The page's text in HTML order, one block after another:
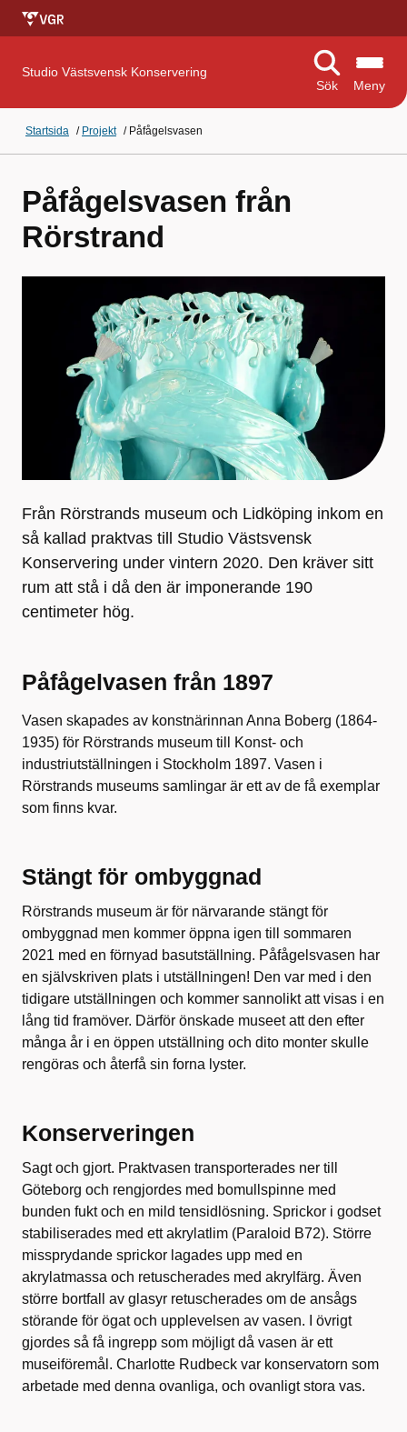
Studio Västsvensk Konservering
Sök
Meny
Startsida / Projekt / Påfågelsvasen
Påfågelsvasen från
Rörstrand
Från Rörstrands museum och Lidköping inkom en
så kallad praktvas till Studio Västsvensk
Konservering under vintern 2020. Den kräver sitt
rum att stå i då den är imponerande 190
centimeter hög.
Påfågelvasen från 1897
Vasen skapades av konstnärinnan Anna Boberg (1864-
1935) för Rörstrands museum till Konst- och
industriutställningen i Stockholm 1897. Vasen i
Rörstrands museums samlingar är ett av de få exemplar
som finns kvar.
Stängt för ombyggnad
Rörstrands museum är för närvarande stängt för
ombyggnad men kommer öppna igen till sommaren
2021 med en förnyad basutställning. Påfågelsvasen har
en självskriven plats i utställningen! Den var med i den
tidigare utställningen och kommer sannolikt att visas i en
lång tid framöver. Därför önskade museet att den efter
många år i en öppen utställning och dito monter skulle
rengöras och återfå sin forna lyster.
Konserveringen
Sagt och gjort. Praktvasen transporterades ner till
Göteborg och rengjordes med bomullspinne med
bunden fukt och en mild tensidlösning. Sprickor i godset
stabiliserades med ett akrylatlim (Paraloid B72). Större
missprydande sprickor lagades upp med en
akrylatmassa och retuscherades med akrylfärg. Även
större bortfall av glasyr retuscherades om de ansågs
störande för ögat och upplevelsen av vasen. I övrigt
gjordes så få ingrepp som möjligt då vasen är ett
museiföremål. Charlotte Rudbeck var konservatorn som
arbetade med denna ovanliga, och ovanligt stora vas.